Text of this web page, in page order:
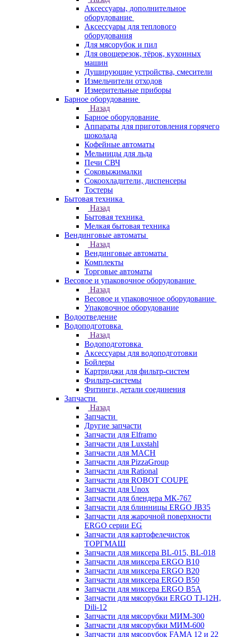
Аксессуары, дополнительное
оборудование
Аксессуары для теплового
оборудования
Для мясорубок и пил
Для овощерезок, тёрок, кухонных
машин
Душирующие устройства, смесители
Измельчители отходов
Измерительные приборы
Барное оборудование
Назад
Барное оборудование
Аппараты для приготовления горячего
шоколада
Кофейные автоматы
Мельницы для льда
Печи СВЧ
Соковыжималки
Сокоохладители, диспенсеры
Тостеры
Бытовая техника
Назад
Бытовая техника
Мелкая бытовая техника
Вендинговые автоматы
Назад
Вендинговые автоматы
Комплекты
Торговые автоматы
Весовое и упаковочное оборудование
Назад
Весовое и упаковочное оборудование
Упаковочное оборудование
Водоотведение
Водоподготовка
Назад
Водоподготовка
Аксессуары для водоподготовки
Бойлеры
Картриджи для фильтр-систем
Фильтр-системы
Фитинги, детали соединения
Запчасти
Назад
Запчасти
Другие запчасти
Запчасти для Elframo
Запчасти для Luxstahl
Запчасти для MACH
Запчасти для PizzaGroup
Запчасти для Rational
Запчасти для ROBOT COUPE
Запчасти для Unox
Запчасти для блендера МК-767
Запчасти для блинницы ERGO JB35
Запчасти для жарочной поверхности
ERGO серии EG
Запчасти для картофелечисток
ТОРГМАШ
Запчасти для миксера BL-015, BL-018
Запчасти для миксера ERGO B10
Запчасти для миксера ERGO B20
Запчасти для миксера ERGO B50
Запчасти для миксера ERGO B5A
Запчасти для мясорубки ERGO TJ-12H,
Dili-12
Запчасти для мясорубки МИМ-300
Запчасти для мясорубки МИМ-600
Запчасти для мясорубок FAMA 12 и 22